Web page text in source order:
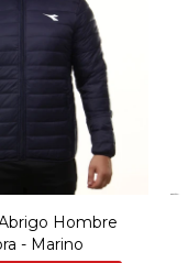
Hombre
- Marino